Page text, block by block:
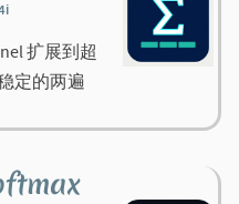
扩展到超
定的两遍